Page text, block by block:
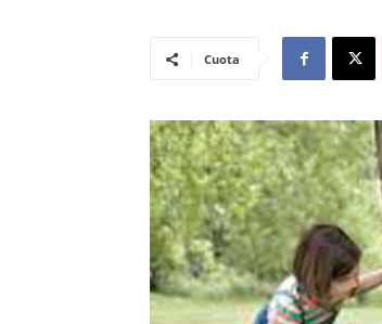
Cuota